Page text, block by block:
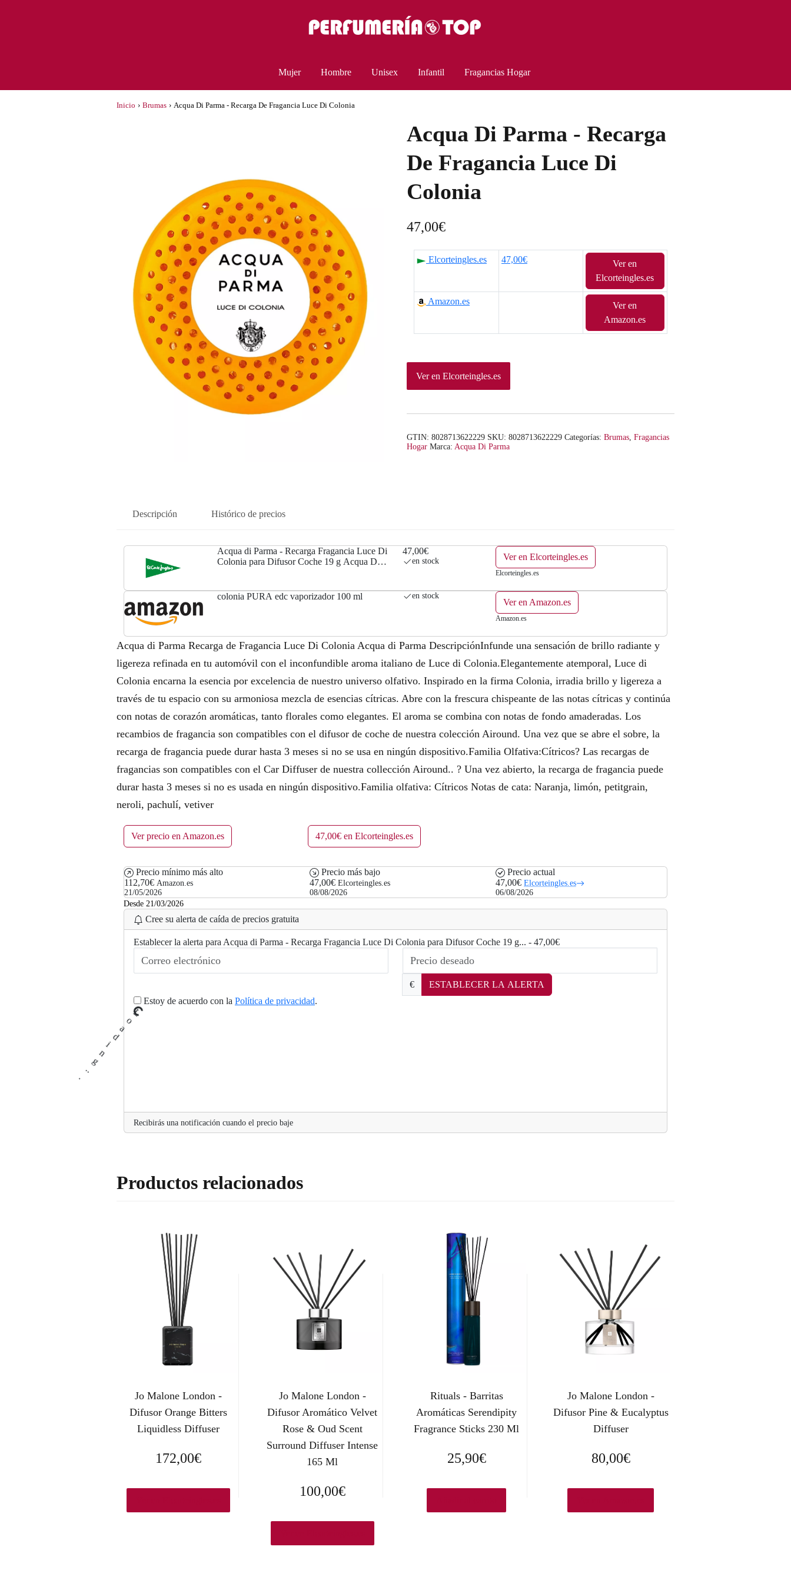
Mujer Hombre Unisex Infantil Fragancias Hogar
Inicio › Brumas › Acqua Di Parma - Recarga De Fragancia Luce Di Colonia
Acqua Di Parma - Recarga
De Fragancia Luce Di
Colonia
47,00€
Elcorteingles.es 47,00€
Ver en
Elcorteingles.es
Amazon.es
Ver en
Amazon.es
Ver en Elcorteingles.es
GTIN: 8028713622229 SKU: 8028713622229 Categorías: Brumas, Fragancias
Hogar Marca: Acqua Di Parma
Descripción Histórico de precios
Acqua di Parma - Recarga Fragancia Luce Di
Colonia para Difusor Coche 19 g Acqua Di
47,00€
en stock Ver en Elcorteingles.es
Elcorteingles.es
colonia PURA edc vaporizador 100 ml en stock
Ver en Amazon.es
Amazon.es
Acqua di Parma Recarga de Fragancia Luce Di Colonia Acqua di Parma DescripciónInfunde una sensación de brillo radiante y
ligereza refinada en tu automóvil con el inconfundible aroma italiano de Luce di Colonia.Elegantemente atemporal, Luce di
Colonia encarna la esencia por excelencia de nuestro universo olfativo. Inspirado en la firma Colonia, irradia brillo y ligereza a
través de tu espacio con su armoniosa mezcla de esencias cítricas. Abre con la frescura chispeante de las notas cítricas y continúa
con notas de corazón aromáticas, tanto florales como elegantes. El aroma se combina con notas de fondo amaderadas. Los
recambios de fragancia son compatibles con el difusor de coche de nuestra colección Airound. Una vez que se abre el sobre, la
recarga de fragancia puede durar hasta 3 meses si no se usa en ningún dispositivo.Familia Olfativa:Cítricos? Las recargas de
fragancias son compatibles con el Car Diffuser de nuestra collección Airound.. ? Una vez abierto, la recarga de fragancia puede
durar hasta 3 meses si no es usada en ningún dispositivo.Familia olfativa: Cítricos Notas de cata: Naranja, limón, petitgrain,
neroli, pachulí, vetiver
Ver precio en Amazon.es 47,00€ en Elcorteingles.es
Precio mínimo más alto
112,70€ Amazon.es
21/05/2026
Precio más bajo
47,00€ Elcorteingles.es
08/08/2026
Precio actual
47,00€ Elcorteingles.es
06/08/2026
Desde 21/03/2026
Cree su alerta de caída de precios gratuita
Establecer la alerta para Acqua di Parma - Recarga Fragancia Luce Di Colonia para Difusor Coche 19 g... - 47,00€
€
ESTABLECER LA ALERTA
Estoy de acuerdo con la Política de privacidad.
L
Recibirás una notificación cuando el precio baje
Productos relacionados
Jo Malone London -
Difusor Orange Bitters
Liquidless Diffuser
172,00€
Jo Malone London -
Difusor Aromático Velvet
Rose & Oud Scent
Surround Diffuser Intense
165 Ml
100,00€
Rituals - Barritas
Aromáticas Serendipity
Fragrance Sticks 230 Ml
25,90€
Jo Malone London -
Difusor Pine & Eucalyptus
Diffuser
80,00€